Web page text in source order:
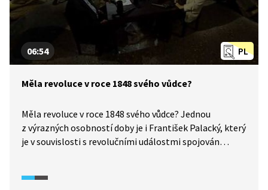
PL
06:54
Měla revoluce v roce 1848 svého vůdce?
Měla revoluce v roce 1848 svého vůdce? Jednou
z výrazných osobností doby je i František Palacký, který
je v souvislosti s revolučními událostmi spojován
během revoluce Josef Václav Frič? Na tyto i další